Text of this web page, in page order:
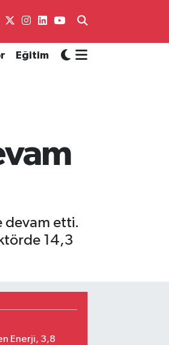
Eğitim
devam etti.
14,3
Enerji, 3,8